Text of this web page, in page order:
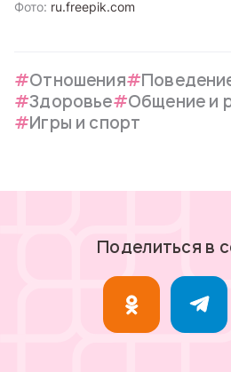
Фото: ru.freepik.com
Отношения
Здоровье
Общение и
Игры и спорт
Поделиться в